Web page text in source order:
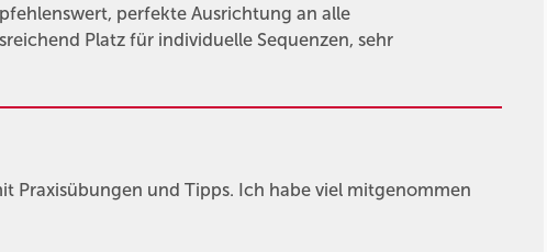
perfekte Ausrichtung an alle
Platz für individuelle Sequenzen, sehr
Praxisübungen und Tipps. Ich habe viel mitgenommen